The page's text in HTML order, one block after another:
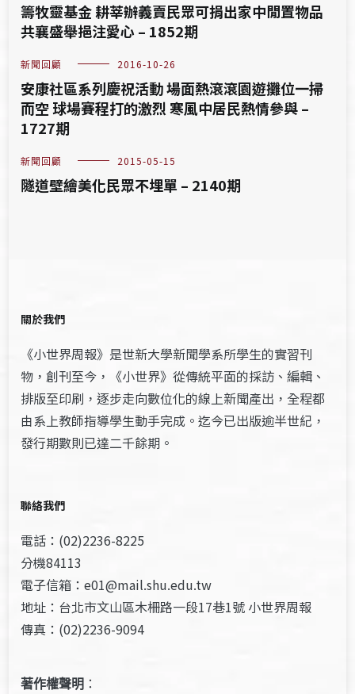
籌牧靈基金 耕莘辦義賣民眾可捐出家中閒置物品
共襄盛舉挹注愛心 – 1852期
新聞回顧 2016-10-26
安康社區系列慶祝活動 場面熱滾滾園遊攤位一掃
而空 球場賽程打的激烈 寒風中居民熱情參與 –
1727期
新聞回顧 2015-05-15
隧道壁繪美化民眾不埋單 – 2140期
關於我們
《小世界周報》是世新大學新聞學系所學生的實習刊
物，創刊至今，《小世界》從傳統平面的採訪、編輯、
排版至印刷，逐步走向數位化的線上新聞產出，全程都
由系上教師指導學生動手完成。迄今已出版逾半世紀，
發行期數則已達二千餘期。
聯絡我們
電話：(02)2236-8225
分機84113
電子信箱：e01@mail.shu.edu.tw
地址：台北市文山區木柵路一段17巷1號 小世界周報
傳真：(02)2236-9094
著作權聲明 ：